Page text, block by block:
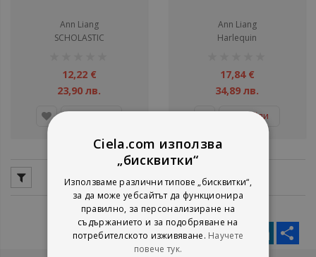
Ann Liang
SCHOLASTIC
12,22 €
23,90 лв.
Детайли
Ann Liang
Harlequin
17,84 €
34,89 лв.
Детайли
Facebook
TwitterMessengerPinterestLinkedIn
Ciela.com използва
„бисквитки“
Използваме различни типове „бисквитки“,
за да може уебсайтът да функционира
правилно, за персонализиране на
съдържанието и за подобряване на
потребителското изживяване. Научете
повече тук.